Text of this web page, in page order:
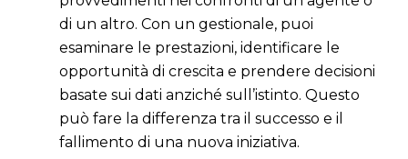
di un altro. Con un gestionale, puoi
esaminare le prestazioni, identificare le
opportunità di crescita e prendere decisioni
basate sui dati anziché sull’istinto. Questo
può fare la differenza tra il successo e il
fallimento di una nuova iniziativa.